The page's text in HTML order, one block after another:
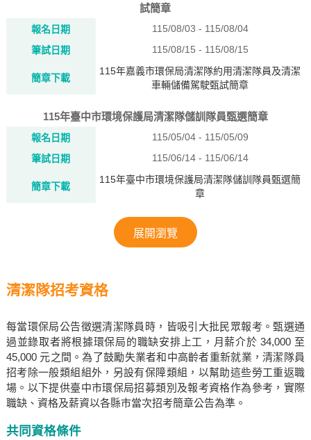
試簡章
報名日期
115/08/03 - 115/08/04
筆試日期
115/08/15 - 115/08/15
簡章下載
115年嘉義市環保局清潔隊約用清潔隊員及清潔
車輛儲備駕駛甄試簡章
115年臺中市環境保護局清潔隊儲訓隊員甄選簡章
報名日期
115/05/04 - 115/05/09
筆試日期
115/06/14 - 115/06/14
簡章下載
115年臺中市環境保護局清潔隊儲訓隊員甄選簡
章
展開瀏覽
清潔隊招考資格
每當環保局公告徵選清潔隊員時，皆吸引大批民眾報考。甄選通
過並錄取者將根據環保局的職缺安排上工，月薪介於 34,000 至
45,000 元之間。為了鼓勵失業者和中高齡者重新就業，清潔隊員
招考除一般類組組外，另設有保障類組，以幫助這些勞工重返職
場。以下提供臺中市環保局招募類別及報考資格作為參考，實際
職缺、資格及薪資以各縣市當次招考簡章公告為準。
共同資格條件